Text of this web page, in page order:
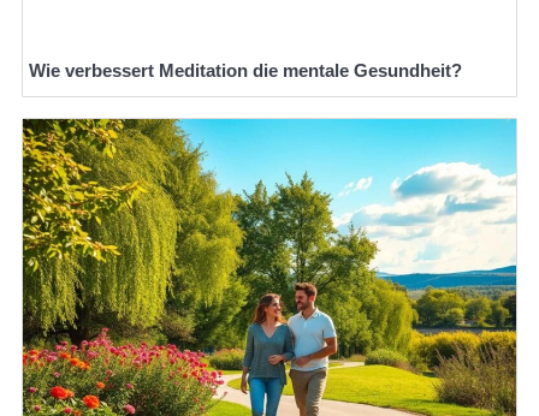
Wie verbessert Meditation die mentale Gesundheit?